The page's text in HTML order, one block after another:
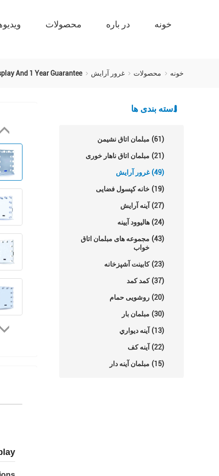
خونه در باره محصولات
خونه محصولات غرور آرایش And 1 Year Guarantee
دسته بندی ها
مبلمان اتاق نشیمن (61)
مبلمان اتاق ناهار خوری (21)
غرور آرایش (49)
خانه کپسول فضایی (19)
آینه آرایش (27)
هالیوود آیینه (24)
مجموعه های مبلمان اتاق
خواب
(43)
کابینت آشپزخانه (23)
کمد کمد (37)
روشویی حمام (20)
مبلمان بار (30)
آينه ديواري (13)
آینه کف (22)
مبلمان آینه دار (15)